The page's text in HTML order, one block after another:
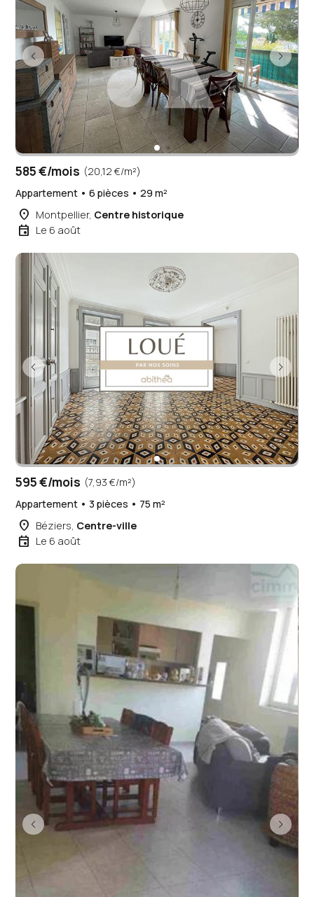
585 €/mois (20,12 €/m²)
Appartement • 6 pièces • 29 m²
place Montpellier, Centre historique
event Le 6 août
595 €/mois (7,93 €/m²)
Appartement • 3 pièces • 75 m²
place Béziers, Centre-ville
event Le 6 août